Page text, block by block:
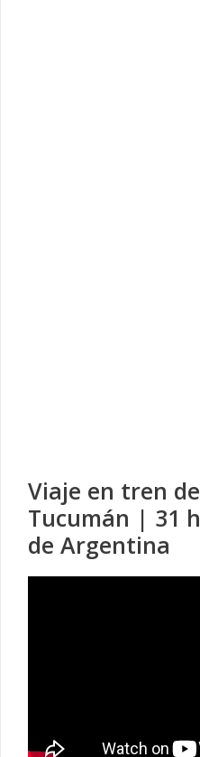
Viaje en tren
Tucumán | 31
de Argentina